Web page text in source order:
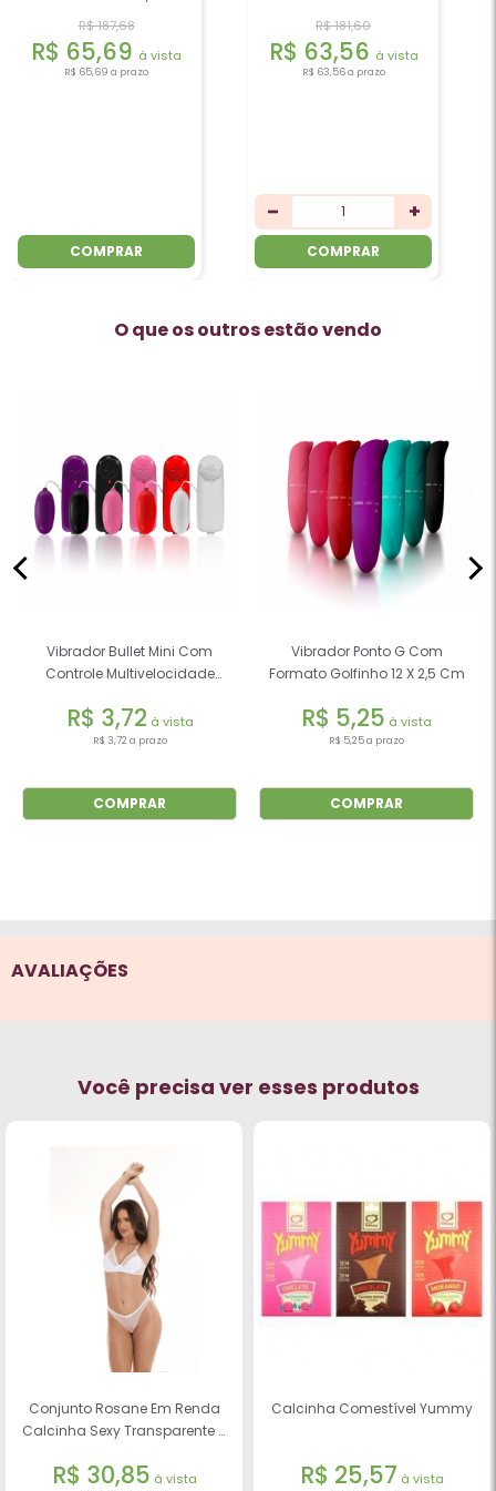
R$ 181,60
R$ 63,56 à vista
R$ 63,56 a prazo
COMPRAR
R$ 201,51
R$ 70,53 à vista
R$ 70,53a prazo
COMPRAR
O que os outros estão vendo
Vibrador Bullet Mini Com
Controle Multivelocidade
R$ 3,72 à vista
R$ 3,72 a prazo
COMPRAR
Vibrador Ponto G Com
Formato Golfinho 12 X 2,5 Cm
R$ 5,25 à vista
R$ 5,25 a prazo
COMPRAR
AVALIAÇÕES
Você precisa ver esses produtos
Conjunto Rosane Em Renda
Calcinha Sexy Transparente -
R$ 30,85 à vista
Calcinha Comestível Yummy
R$ 25,57 à vista